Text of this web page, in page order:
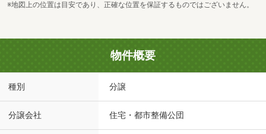
※地図上の位置は目安であり、正確な位置を保証するものではございません。
物件概要
種別 分譲
分譲会社 住宅・都市整備公団